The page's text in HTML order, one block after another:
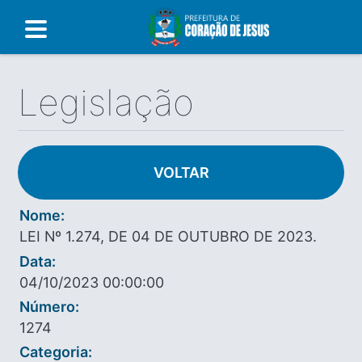
Legislação
VOLTAR
Nome:
LEI Nº 1.274, DE 04 DE OUTUBRO DE 2023.
Data:
04/10/2023 00:00:00
Número:
1274
Categoria: